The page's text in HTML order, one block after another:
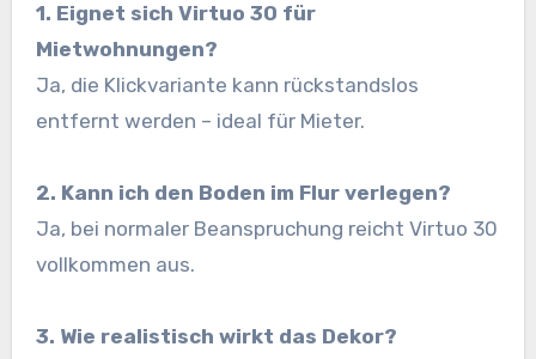
1. Eignet sich Virtuo 30 für
Mietwohnungen?
Ja, die Klickvariante kann rückstandslos
entfernt werden – ideal für Mieter.
2. Kann ich den Boden im Flur verlegen?
Ja, bei normaler Beanspruchung reicht Virtuo 30
vollkommen aus.
3. Wie realistisch wirkt das Dekor?